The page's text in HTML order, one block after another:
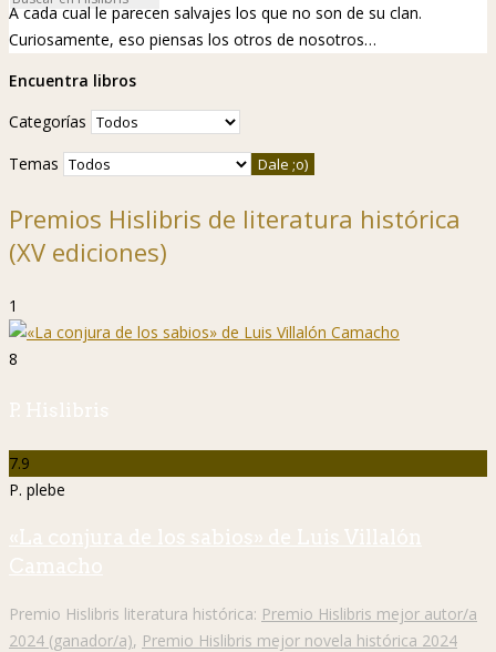
A cada cual le parecen salvajes los que no son de su clan.
Curiosamente, eso piensas los otros de nosotros…
Encuentra libros
Categorías
Temas
Premios Hislibris de literatura histórica
(XV ediciones)
1
8
P. Hislibris
7.9
P. plebe
«La conjura de los sabios» de Luis Villalón
Camacho
Premio Hislibris literatura histórica: Premio Hislibris mejor autor/a
2024 (ganador/a), Premio Hislibris mejor novela histórica 2024